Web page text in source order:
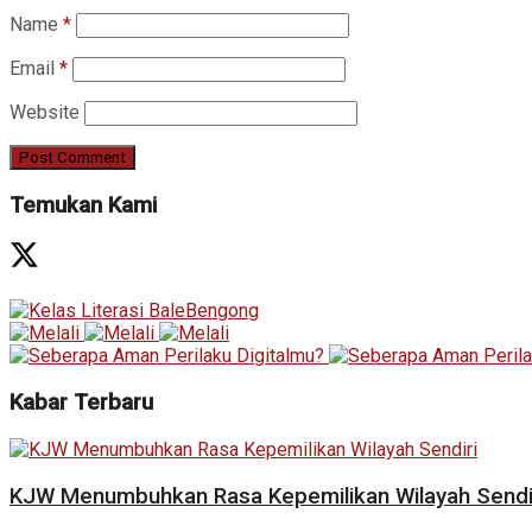
Name *
Email *
Website
Temukan Kami
Kabar Terbaru
KJW Menumbuhkan Rasa Kepemilikan Wilayah